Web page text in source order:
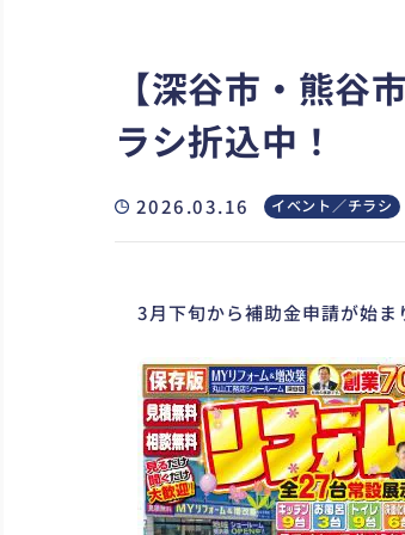
【深谷市・熊
ラシ折込中！
2026.03.16 イベント／チラシ
3月下旬から補助金申請が始